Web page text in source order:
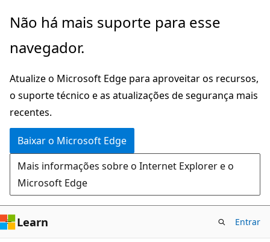
Pular
o
principal
Não há mais suporte para esse
navegador.
Atualize o Microsoft Edge para aproveitar os recursos,
o suporte técnico e as atualizações de segurança mais
recentes.
Baixar o Microsoft Edge
Mais informações sobre o Internet Explorer e o
Microsoft Edge
Learn Entrar